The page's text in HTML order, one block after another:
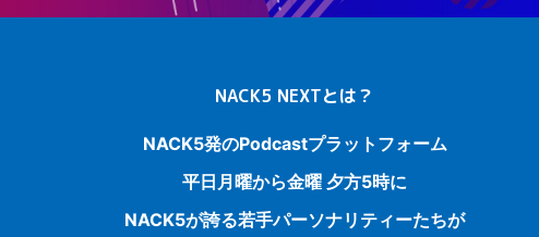
NACK5 NEXTとは？
NACK5発のPodcastプラットフォーム
平日月曜から金曜 夕方5時に
NACK5が誇る若手パーソナリティーたちが